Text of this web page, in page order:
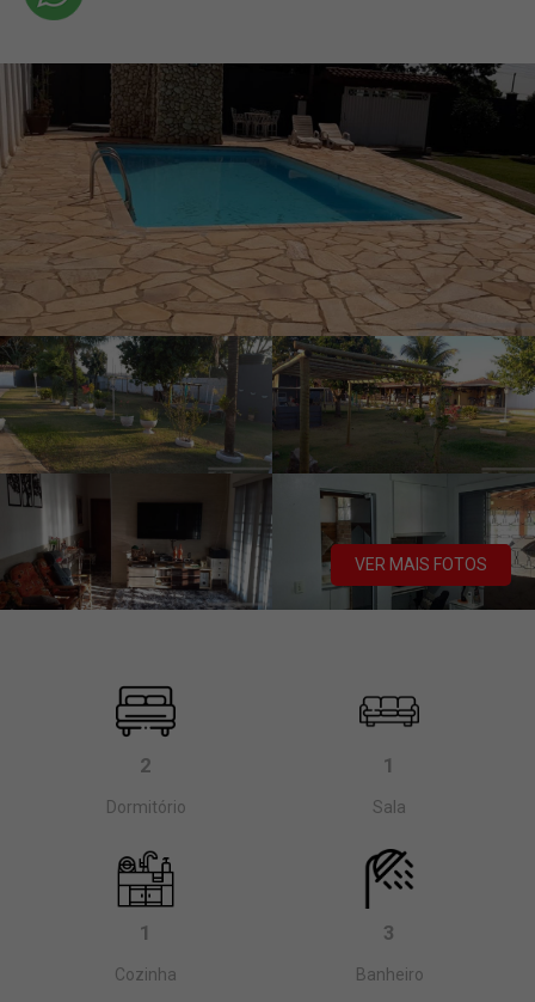
VER MAIS FOTOS
2
Dormitório
1
Sala
1
Cozinha
3
Banheiro